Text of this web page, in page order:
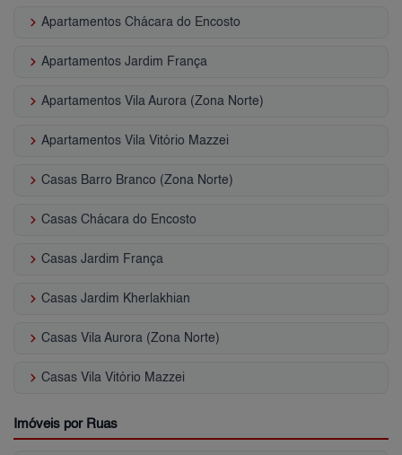
keyboard_arrow_right Apartamentos Chácara do Encosto
keyboard_arrow_right Apartamentos Jardim França
keyboard_arrow_right Apartamentos Vila Aurora (Zona Norte)
keyboard_arrow_right Apartamentos Vila Vitório Mazzei
keyboard_arrow_right Casas Barro Branco (Zona Norte)
keyboard_arrow_right Casas Chácara do Encosto
keyboard_arrow_right Casas Jardim França
keyboard_arrow_right Casas Jardim Kherlakhian
keyboard_arrow_right Casas Vila Aurora (Zona Norte)
keyboard_arrow_right Casas Vila Vitório Mazzei
Imóveis por Ruas